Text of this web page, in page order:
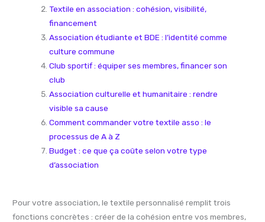
Textile en association : cohésion, visibilité,
financement
Association étudiante et BDE : l’identité comme
culture commune
Club sportif : équiper ses membres, financer son
club
Association culturelle et humanitaire : rendre
visible sa cause
Comment commander votre textile asso : le
processus de A à Z
Budget : ce que ça coûte selon votre type
d’association
Pour votre association, le textile personnalisé remplit trois
fonctions concrètes : créer de la cohésion entre vos membres,